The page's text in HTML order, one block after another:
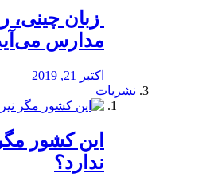
زبان
مدارس
اکتبر 21, 2019
نشریات
این کشور
ندارد؟